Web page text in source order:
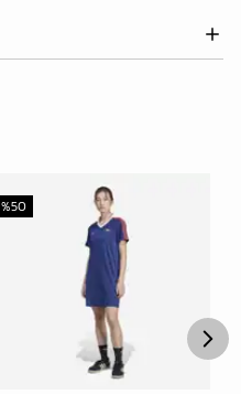
%50